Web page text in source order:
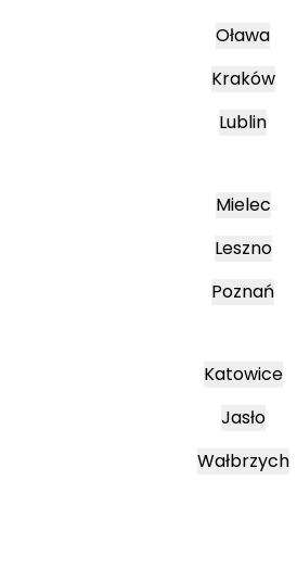
Oława
Kraków
Lublin
Mielec
Leszno
Poznań
Katowice
Jasło
Wałbrzych